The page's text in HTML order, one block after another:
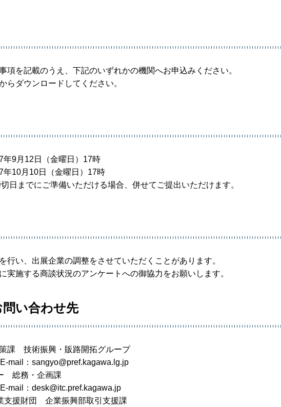
項を記載のうえ、下記のいずれかの機関へお申込みください。
らダウンロードしてください。
9月12日（金曜日）17時
10月10日（金曜日）17時
日までにご準備いただける場合、併せてご提出いただけます。
行い、出展企業の調整をさせていただくことがあります。
実施する商談状況のアンケートへの御協力をお願いします。
い合わせ先
課 技術振興・販路開拓グループ
：sangyo@pref.kagawa.lg.jp
総務・企画課
：desk@itc.pref.kagawa.jp
支援財団 企業振興部取引支援課